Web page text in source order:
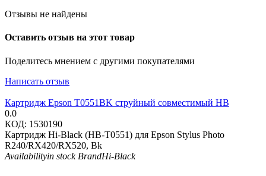
Отзывы не найдены
Оставить отзыв на этот товар
Поделитесь мнением с другими покупателями
Написать отзыв
Картридж Epson T0551BK струйный совместимый HB
0.0
КОД: 1530190
Картридж Hi-Black (HB-T0551) для Epson Stylus Photo
R240/RX420/RX520, Bk
Availabilityin stock BrandHi-Black